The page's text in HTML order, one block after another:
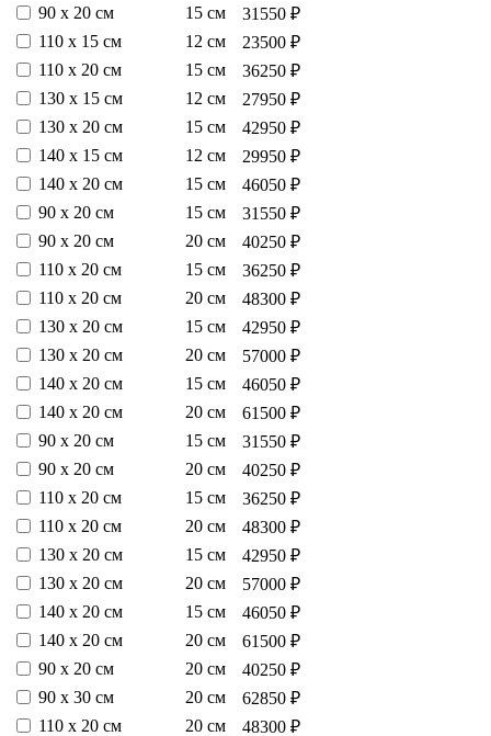
90 х 20 см
15 см
31550 ₽
110 х 15 см
12 см
23500 ₽
110 х 20 см
15 см
36250 ₽
130 х 15 см
12 см
27950 ₽
130 х 20 см
15 см
42950 ₽
140 х 15 см
12 см
29950 ₽
140 х 20 см
15 см
46050 ₽
90 х 20 см
15 см
31550 ₽
90 х 20 см
20 см
40250 ₽
110 х 20 см
15 см
36250 ₽
110 х 20 см
20 см
48300 ₽
130 х 20 см
15 см
42950 ₽
130 х 20 см
20 см
57000 ₽
140 х 20 см
15 см
46050 ₽
140 х 20 см
20 см
61500 ₽
90 х 20 см
15 см
31550 ₽
90 х 20 см
20 см
40250 ₽
110 х 20 см
15 см
36250 ₽
110 х 20 см
20 см
48300 ₽
130 х 20 см
15 см
42950 ₽
130 х 20 см
20 см
57000 ₽
140 х 20 см
15 см
46050 ₽
140 х 20 см
20 см
61500 ₽
90 х 20 см
20 см
40250 ₽
90 х 30 см
20 см
62850 ₽
110 х 20 см
20 см
48300 ₽